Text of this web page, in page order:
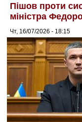
Пішов проти
міністра
Чт, 16/07/2026 - 18:15